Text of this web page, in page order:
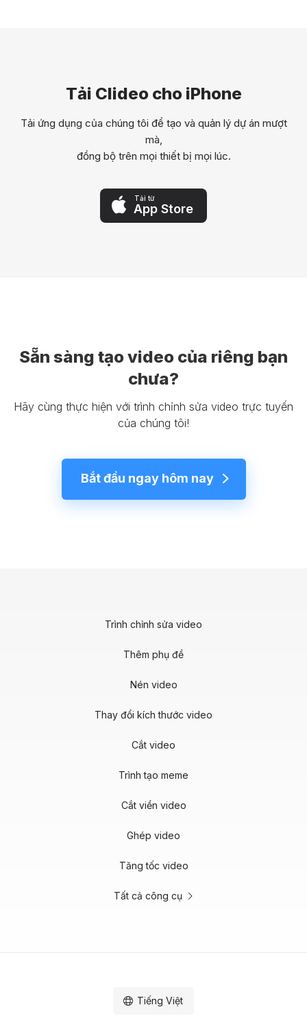
Tải Clideo cho iPhone
Tải ứng dụng của chúng tôi để tạo và quản lý dự án mượt
mà,
đồng bộ trên mọi thiết bị mọi lúc.
Tải từ
App Store
Sẵn sàng tạo video của riêng bạn
chưa?
Hãy cùng thực hiện với trình chỉnh sửa video trực tuyến
của chúng tôi!
Bắt đầu ngay hôm nay
Trình chỉnh sửa video
Thêm phụ đề
Nén video
Thay đổi kích thước video
Cắt video
Trình tạo meme
Cắt viền video
Ghép video
Tăng tốc video
Tất cả công cụ
Tiếng Việt